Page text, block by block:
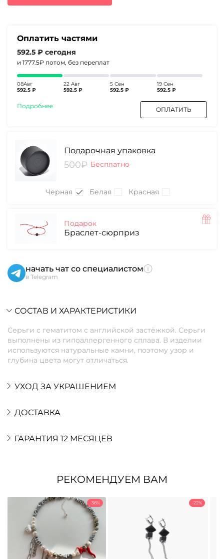
3030₽.
Оплатить частями
592.5 ₽ сегодня
и 1777.5₽ потом, без переплат
08Авг
592.5 ₽
22 Авг
592.5 ₽
5 Сен
592.5 ₽
19 Сен
592.5 ₽
Подробнее ОПЛАТИТЬ
Подарочная упаковка
500₽ Бесплатно
Черная Белая Красная
Подарок
Браслет-сюрприз
начать чат со специалистом
в Telegram
СОСТАВ И ХАРАКТЕРИСТИКИ
Серьги с гематитом с английской застёжкой. Серьги
выполнены из гипоаллергенного сплава. В изделии
используются натуральные камни, поэтому узор и
глубина цвета могут отличаться.
УХОД ЗА УКРАШЕНИЕМ
ДОСТАВКА
ГАРАНТИЯ 12 МЕСЯЦЕВ
РЕКОМЕНДУЕМ ВАМ
-36% -22%